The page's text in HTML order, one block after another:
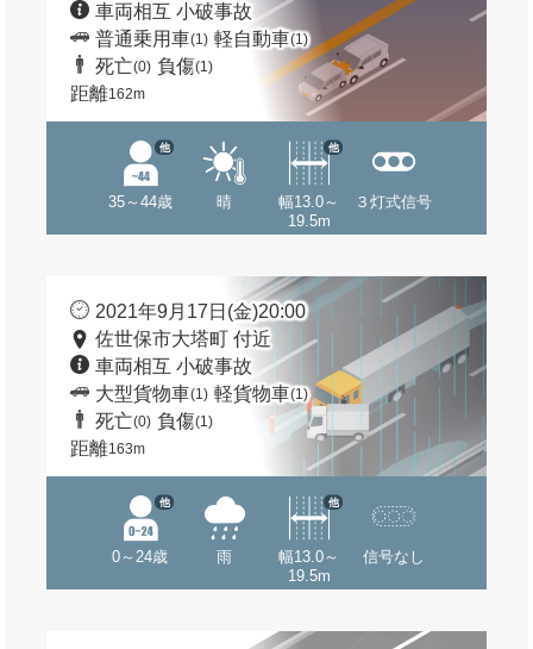
車両相互 小破事故
普通乗用車(1) 軽自動車(1)
死亡(0) 負傷(1)
距離162m
35～44歳
他
晴
幅13.0～
19.5m
他
３灯式信号
2021年9月17日(金)20:00
佐世保市大塔町 付近
車両相互 小破事故
大型貨物車(1) 軽貨物車(1)
死亡(0) 負傷(1)
距離163m
0～24歳
他
雨
幅13.0～
19.5m
他
信号なし